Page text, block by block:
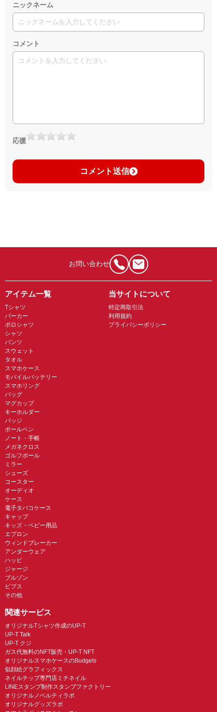
ニックネーム
コメント
応援
コメント送信
お問い合わせ
アイテム一覧
Tシャツ
パーカー
ポロシャツ
シャツ
パンツ
スウェット
タオル
スマホケース
モバイルバッテリー
スマホリング
バッグ
マグカップ
キーホルダー
バッジ
ボールペン
ノート・手帳
メガネクロス
ゴルフボール
ミラー
シューズ
コースター
オーディオ
ケース
電子タバコケース
キャップ
キッズ・ベビー用品
エプロン
ウィンドブレーカー
アンダーウェア
ハッピ
ジャージ
ブルゾン
ビブス
その他
当サイトについて
特定商取引法
利用規約
プライバシーポリシー
関連サービス
オリジナルTシャツ作成のUP-T
UP-T Talk
UP-T クジ
ガス代無料のNFT販売・UP-T NFT
オリジナルスマホケースのBudgets
似顔絵グラフィックス
ネイルチップ専門店ミチネイル
LINEスタンプ制作スタンプファクトリー
オリジナルノベルティラボ
オリジナルグッズラボ